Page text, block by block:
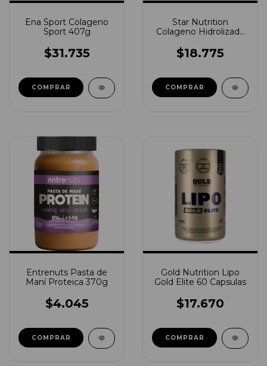
Ena Sport Colageno
Sport 407g
$31.735
COMPRAR
Star Nutrition
Colageno Hidrolizado
$18.775
COMPRAR
Entrenuts Pasta de
Maní Proteica 370g
$4.045
COMPRAR
Gold Nutrition Lipo
Gold Elite 60 Capsulas
$17.670